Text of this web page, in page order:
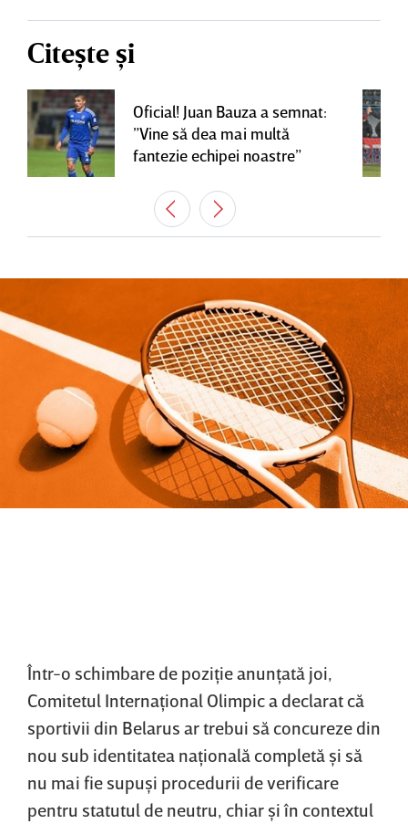
Citește și
Oficial! Juan Bauza a semnat:
”Vine să dea mai multă
fantezie echipei noastre”
Într-o schimbare de poziţie anunţată joi,
Comitetul Internaţional Olimpic a declarat că
sportivii din Belarus ar trebui să concureze din
nou sub identitatea naţională completă şi să
nu mai fie supuşi procedurii de verificare
pentru statutul de neutru, chiar şi în contextul